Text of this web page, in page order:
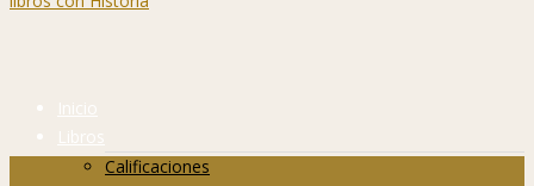
Inicio
Libros
Calificaciones